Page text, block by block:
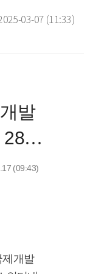
03-07 (11:33)
발
개
원
(09:43)
제개발